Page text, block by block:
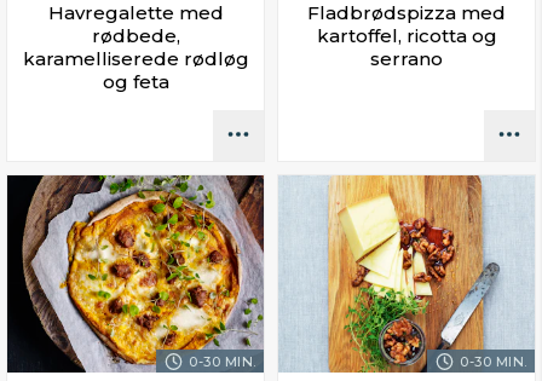
Havregalette med
rødbede,
karamelliserede rødløg
og feta
Fladbrødspizza med
kartoffel, ricotta og
serrano
0-30 MIN. 0-30 MIN.